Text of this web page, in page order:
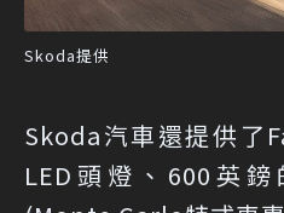
Skoda提供
Skoda汽車還提供了
LED頭燈、600英